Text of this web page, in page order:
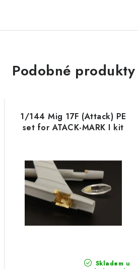
Podobné produkty
1/144 Mig 17F (Attack) PE
set for ATACK-MARK I kit
Skladem u